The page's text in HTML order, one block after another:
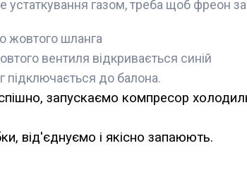
газом, треба щоб фреон
жовтого шланга
вентиля відкривається синій
підключається до балона.
запускаємо компресор
від'єднуємо і якісно запаюють.